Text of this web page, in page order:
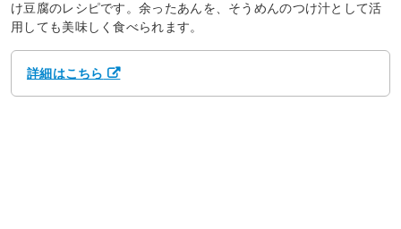
け豆腐のレシピです。余ったあんを、そうめんのつけ汁として活
用しても美味しく食べられます。
詳細はこちら